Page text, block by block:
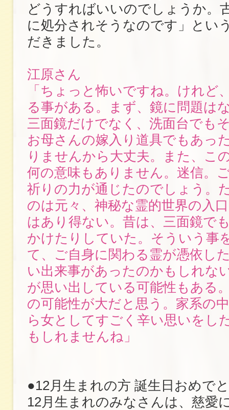
どうすればいいのでしょうか。
に処分されそうなのです」とい
だきました。
江原さん
「ちょっと怖いですね。けれど
る事がある。まず、鏡に問題は
三面鏡だけでなく、洗面台でも
お母さんの嫁入り道具でもあっ
りませんから大丈夫。また、こ
何の意味もありません。迷信。
祈りの力が通じたのでしょう。
のは元々、神秘な霊的世界の入
はあり得ない。昔は、三面鏡で
かけたりしていた。そういう事
て、ご自身に関わる霊が憑依し
い出来事があったのかもしれな
が思い出している可能性もある
の可能性が大だと思う。家系の
ら女としてすごく辛い思いをし
もしれませんね」
●12月生まれの方 誕生日おめ
12月生まれのみなさんは、慈愛